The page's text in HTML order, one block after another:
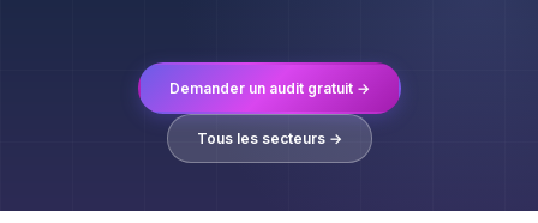
Demander un audit gratuit →
Tous les secteurs →